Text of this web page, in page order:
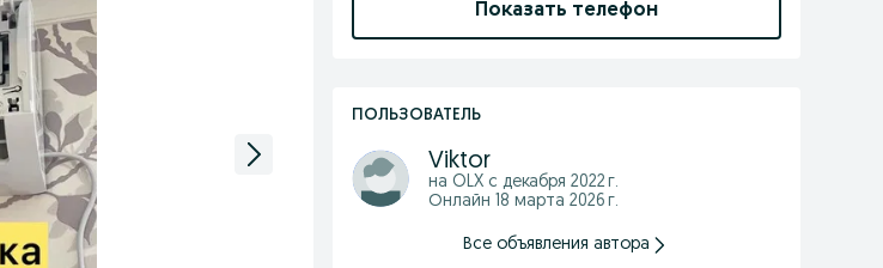
Показать телефон
ПОЛЬЗОВАТЕЛЬ
Viktor
на OLX с декабря 2022 г.
Онлайн 18 марта 2026 г.
Все объявления автора